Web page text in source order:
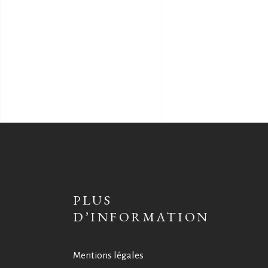
PLUS
D’INFORMATION
Mentions légales